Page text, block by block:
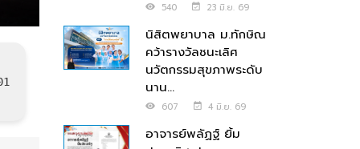
540 23 มิ.ย. 69
นิสิตพยาบาล ม.ทักษิณ
คว้ารางวัลชนะเลิศ
นวัตกรรมสุขภาพระดับ
นาน...
607 4 มิ.ย. 69
อาจารย์พลัฏฐ์ ยิ้ม